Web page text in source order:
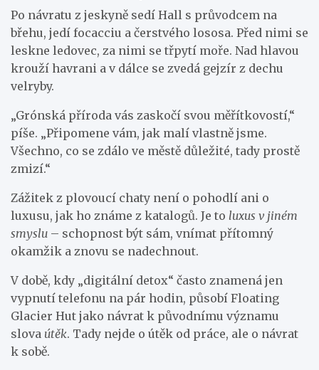
Po návratu z jeskyně sedí Hall s průvodcem na
břehu, jedí focacciu a čerstvého lososa. Před nimi se
leskne ledovec, za nimi se třpytí moře. Nad hlavou
krouží havrani a v dálce se zvedá gejzír z dechu
velryby.
„Grónská příroda vás zaskočí svou měřítkovostí,“
píše. „Připomene vám, jak malí vlastně jsme.
Všechno, co se zdálo ve městě důležité, tady prostě
zmizí.“
Zážitek z plovoucí chaty není o pohodlí ani o
luxusu, jak ho známe z katalogů. Je to luxus v jiném
smyslu – schopnost být sám, vnímat přítomný
okamžik a znovu se nadechnout.
V době, kdy „digitální detox“ často znamená jen
vypnutí telefonu na pár hodin, působí Floating
Glacier Hut jako návrat k původnímu významu
slova útěk. Tady nejde o útěk od práce, ale o návrat
k sobě.